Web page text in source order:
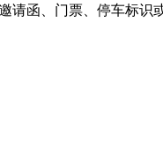
请函、门票、停车标识